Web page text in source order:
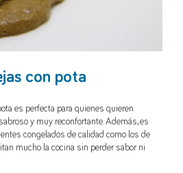
con pota
es perfecta para quienes quieren
y muy reconfortante. Además, es
congelados de calidad como los de
mucho la cocina sin perder sabor ni